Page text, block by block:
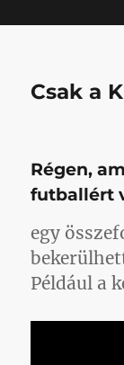
Csak a
Régen,
futballért
egy
Például a